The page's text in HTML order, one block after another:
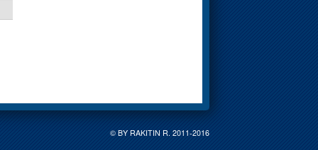
© BY RAKITIN R. 2011-2016